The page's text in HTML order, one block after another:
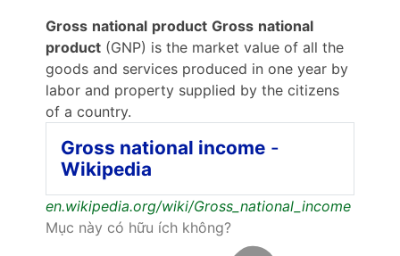
Gross national product Gross national
product (GNP) is the market value of all the
goods and services produced in one year by
labor and property supplied by the citizens
of a country.
Gross national income -
Wikipedia
en.wikipedia.org/wiki/Gross_national_income
Mục này có hữu ích không?